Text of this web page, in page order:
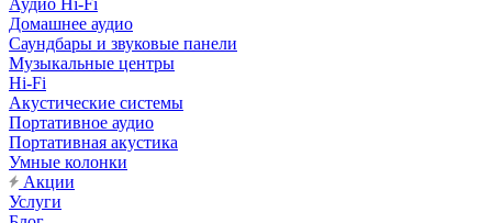
Аудио Hi-Fi
Домашнее аудио
Саундбары и звуковые панели
Музыкальные центры
Hi-Fi
Акустические системы
Портативное аудио
Портативная акустика
Умные колонки
Акции
Услуги